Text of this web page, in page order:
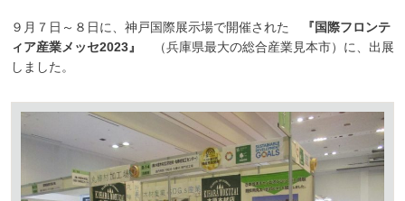
９月７日～８日に、神戸国際展示場で開催された
『国際フロンテ
ィア産業メッセ2023』
（兵庫県最大の総合産業見本市）に、出展
しました。